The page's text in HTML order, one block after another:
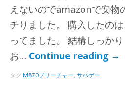
えないのでamazonで安物
チりました。 購入したの
ってました。 結構しっか
お… Continue reading →
タグ M870ブリーチャー,サバゲー